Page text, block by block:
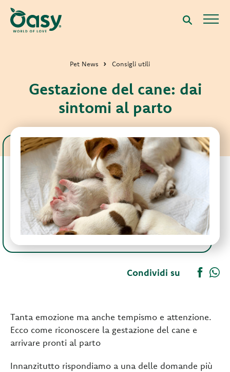
Pet News Consigli utili
Gestazione del cane: dai
sintomi al parto
Condividi su
Tanta emozione ma anche tempismo e attenzione.
Ecco come riconoscere la gestazione del cane e
arrivare pronti al parto
Innanzitutto rispondiamo a una delle domande più